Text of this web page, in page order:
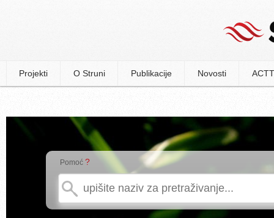
Projekti O Struni Publikacije Novosti
Pomoć ?